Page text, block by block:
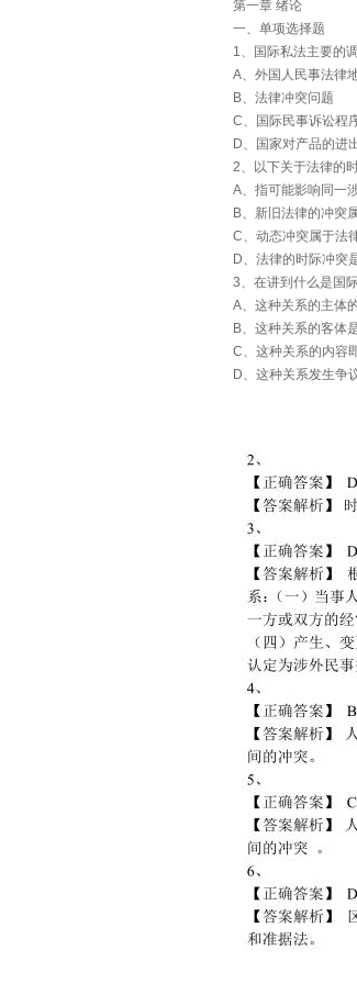
第一章 绪论
一、单项选择题
1、国际私法主要的
A、外国人民事法律
B、法律冲突问题
C、国际民事诉讼程
D、国家对产品的进
2、以下关于法律的
A、指可能影响同一
B、新旧法律的冲突
C、动态冲突属于法
D、法律的时际冲突
3、在讲到什么是国
A、这种关系的主体
B、这种关系的客体
C、这种关系的内容
D、这种关系发生争